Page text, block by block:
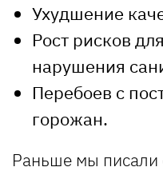
Ухудшение
Рост рисков
нарушения
Перебоев с
горожан.
Раньше мы писали